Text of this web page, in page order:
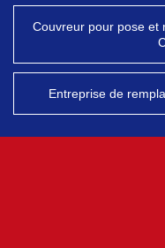
Couvreur pour pose et
Entreprise de